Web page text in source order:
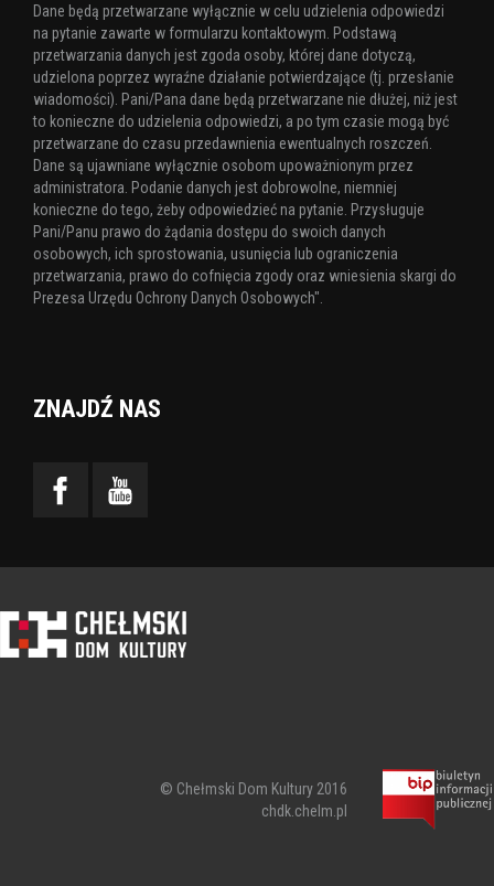
Dane będą przetwarzane wyłącznie w celu udzielenia odpowiedzi
na pytanie zawarte w formularzu kontaktowym. Podstawą
przetwarzania danych jest zgoda osoby, której dane dotyczą,
udzielona poprzez wyraźne działanie potwierdzające (tj. przesłanie
wiadomości). Pani/Pana dane będą przetwarzane nie dłużej, niż jest
to konieczne do udzielenia odpowiedzi, a po tym czasie mogą być
przetwarzane do czasu przedawnienia ewentualnych roszczeń.
Dane są ujawniane wyłącznie osobom upoważnionym przez
administratora. Podanie danych jest dobrowolne, niemniej
konieczne do tego, żeby odpowiedzieć na pytanie. Przysługuje
Pani/Panu prawo do żądania dostępu do swoich danych
osobowych, ich sprostowania, usunięcia lub ograniczenia
przetwarzania, prawo do cofnięcia zgody oraz wniesienia skargi do
Prezesa Urzędu Ochrony Danych Osobowych".
ZNAJDŹ NAS
© Chełmski Dom Kultury 2016
chdk.chelm.pl